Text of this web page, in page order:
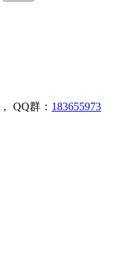
， QQ群： 183655973